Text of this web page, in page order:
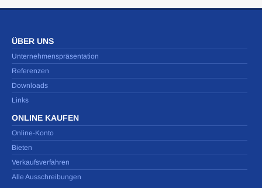
ÜBER UNS
Unternehmenspräsentation
Referenzen
Downloads
Links
ONLINE KAUFEN
Online-Konto
Bieten
Verkaufsverfahren
Alle Ausschreibungen